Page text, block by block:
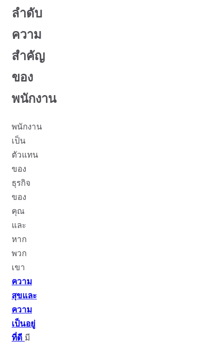
ลำดับ
ความ
สำคัญ
ของ
พนักงาน
พนักงาน
เป็น
ตัวแทน
ของ
ธุรกิจ
ของ
คุณ
และ
หาก
พวก
เขา
ความ
สุขและ
ความ
เป็นอยู่
ที่ดี มี